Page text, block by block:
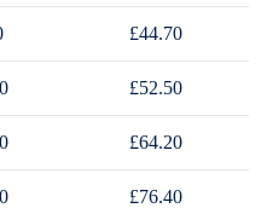
£44.70
£52.50
£64.20
£76.40